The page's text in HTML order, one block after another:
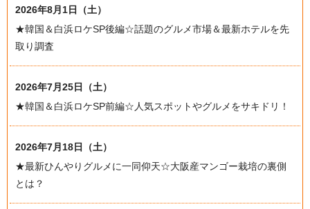
2026年8月1日（土）
★韓国＆白浜ロケSP後編☆話題のグルメ市場＆最新ホテルを先
取り調査
2026年7月25日（土）
★韓国＆白浜ロケSP前編☆人気スポットやグルメをサキドリ！
2026年7月18日（土）
★最新ひんやりグルメに一同仰天☆大阪産マンゴー栽培の裏側
とは？